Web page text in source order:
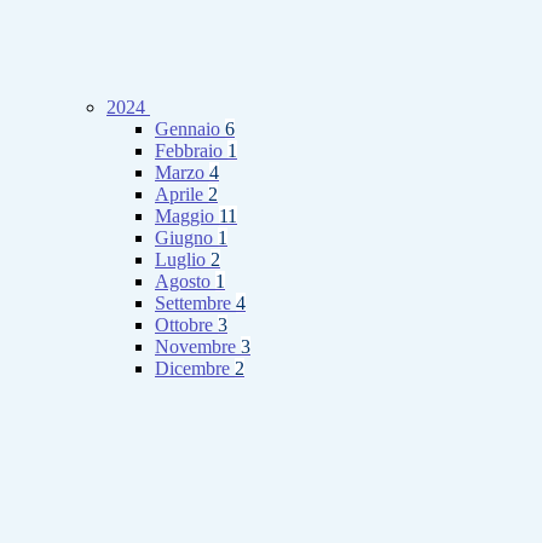
2024
Gennaio 6
Febbraio 1
Marzo 4
Aprile 2
Maggio 11
Giugno 1
Luglio 2
Agosto 1
Settembre 4
Ottobre 3
Novembre 3
Dicembre 2